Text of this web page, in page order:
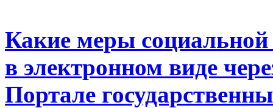
Какие меры
в электронном виде
Портале